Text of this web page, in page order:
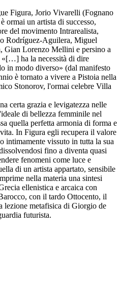
Figura, Jorio Vivarelli (Fognano
ormai un artista di successo,
del movimento Intrarealista,
Rodríguez-Aguilera, Miguel
Gian Lorenzo Mellini e persino a
ha la necessità di dire
in modo diverso» (dal manifesto
è tornato a vivere a Pistoia nella
Stonorov, l'ormai celebre Villa
certa grazia e levigatezza nelle
di bellezza femminile nel
quella perfetta armonia di forma e
In Figura egli recupera il valore
vissuto in tutta la sua
fino a diventa quasi
fenomeni come luce e
di un artista appartato, sensibile
nella materia una sintesi
ellenistica e arcaica con
con il tardo Ottocento, il
metafisica di Giorgio de
futurista.